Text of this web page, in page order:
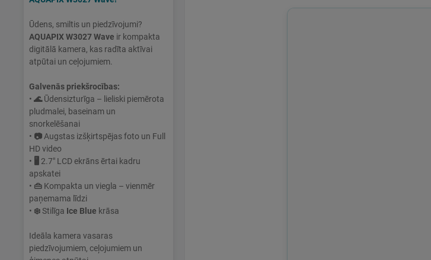
Ūdens, smiltis un piedzīvojumi?
AQUAPIX W3027 Wave ir kompakta
digitālā kamera, kas radīta aktīvai
atpūtai un ceļojumiem.
Galvenās priekšrocības:
• 🌊Ūdensizturīga – lieliski piemērota
pludmalei, baseinam un
snorkelēšanai
• 📷 Augstas izšķirtspējas foto un Full
HD video
• 🖥 2.7" LCD ekrāns ērtai kadru
apskatei
• 👜 Kompakta un viegla – vienmēr
paņemama līdzi
• ❄️Stilīga Ice Blue krāsa
Ideāla kamera vasaras
piedzīvojumiem, ceļojumiem un